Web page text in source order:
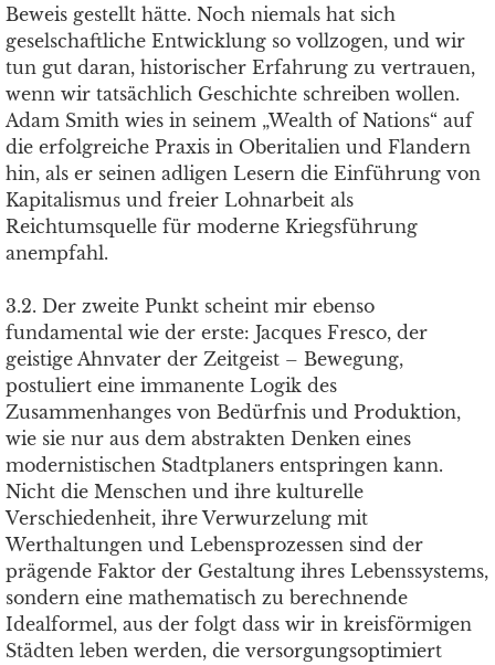
Beweis gestellt hätte. Noch niemals hat sich
geselschaftliche Entwicklung so vollzogen, und wir
tun gut daran, historischer Erfahrung zu vertrauen,
wenn wir tatsächlich Geschichte schreiben wollen.
Adam Smith wies in seinem „Wealth of Nations“ auf
die erfolgreiche Praxis in Oberitalien und Flandern
hin, als er seinen adligen Lesern die Einführung von
Kapitalismus und freier Lohnarbeit als
Reichtumsquelle für moderne Kriegsführung
anempfahl.
3.2. Der zweite Punkt scheint mir ebenso
fundamental wie der erste: Jacques Fresco, der
geistige Ahnvater der Zeitgeist – Bewegung,
postuliert eine immanente Logik des
Zusammenhanges von Bedürfnis und Produktion,
wie sie nur aus dem abstrakten Denken eines
modernistischen Stadtplaners entspringen kann.
Nicht die Menschen und ihre kulturelle
Verschiedenheit, ihre Verwurzelung mit
Werthaltungen und Lebensprozessen sind der
prägende Faktor der Gestaltung ihres Lebenssystems,
sondern eine mathematisch zu berechnende
Idealformel, aus der folgt dass wir in kreisförmigen
Städten leben werden, die versorgungsoptimiert